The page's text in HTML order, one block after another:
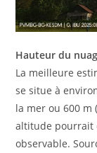
Hauteur du
La meilleure
se situe à
la mer ou 600 m
altitude pourrait
observable.